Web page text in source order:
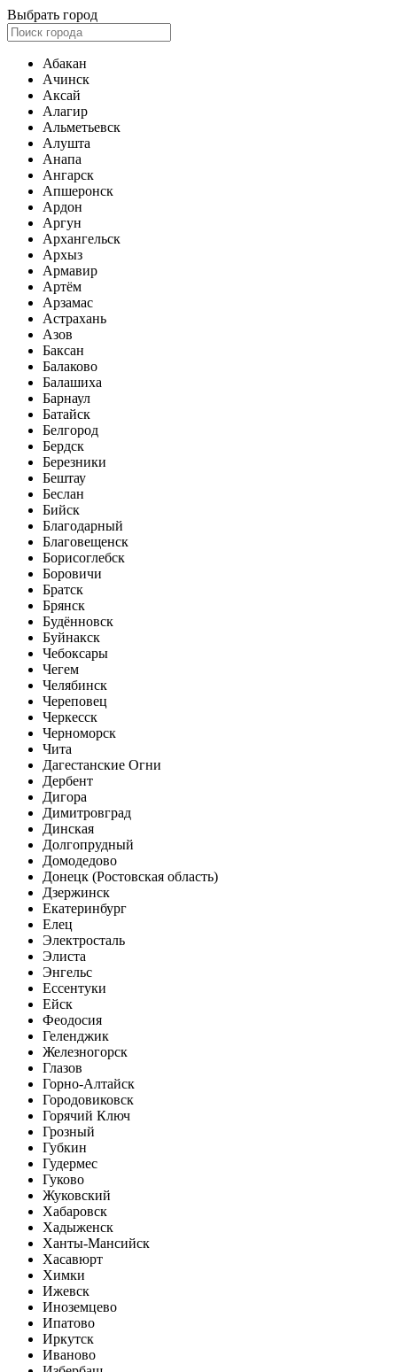
Выбрать город
Абакан
Ачинск
Аксай
Алагир
Альметьевск
Алушта
Анапа
Ангарск
Апшеронск
Ардон
Аргун
Архангельск
Архыз
Армавир
Артём
Арзамас
Астрахань
Азов
Баксан
Балаково
Балашиха
Барнаул
Батайск
Белгород
Бердск
Березники
Бештау
Беслан
Бийск
Благодарный
Благовещенск
Борисоглебск
Боровичи
Братск
Брянск
Будённовск
Буйнакск
Чебоксары
Чегем
Челябинск
Череповец
Черкесск
Черноморск
Чита
Дагестанские Огни
Дербент
Дигора
Димитровград
Динская
Долгопрудный
Домодедово
Донецк (Ростовская область)
Дзержинск
Екатеринбург
Елец
Электросталь
Элиста
Энгельс
Ессентуки
Ейск
Феодосия
Геленджик
Железногорск
Глазов
Горно-Алтайск
Городовиковск
Горячий Ключ
Грозный
Губкин
Гудермес
Гуково
Жуковский
Хабаровск
Хадыженск
Ханты-Мансийск
Хасавюрт
Химки
Ижевск
Иноземцево
Ипатово
Иркутск
Иваново